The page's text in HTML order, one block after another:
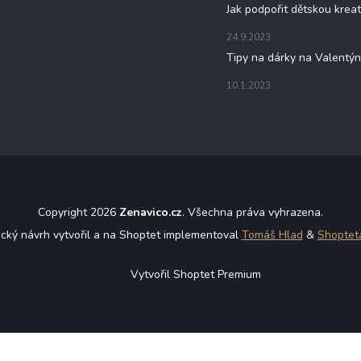
Jak podpořit dětskou
24.9.2023
Tipy na dárky na
10.1.2023
Copyright 2026 Zenavico.cz. Všechna práva vyhrazena.
návrh vytvořil a na Shoptet implementoval Tomáš Hlad &
Vytvořil Shoptet Premium